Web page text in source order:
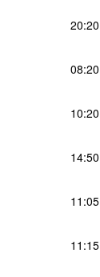
20:20
08:20
10:20
14:50
11:05
11:15